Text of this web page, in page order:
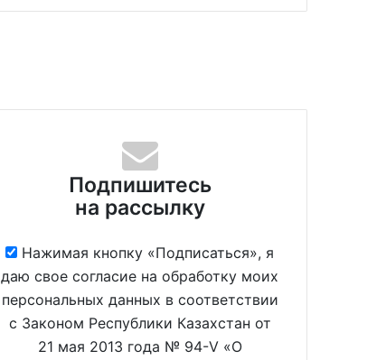
Подпишитесь
на рассылку
Нажимая кнопку «Подписаться», я
даю свое согласие на обработку моих
персональных данных в соответствии
с Законом Республики Казахстан от
21 мая 2013 года № 94-V «О